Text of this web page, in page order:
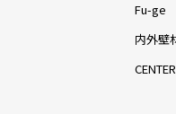
Fu-ge
内外壁